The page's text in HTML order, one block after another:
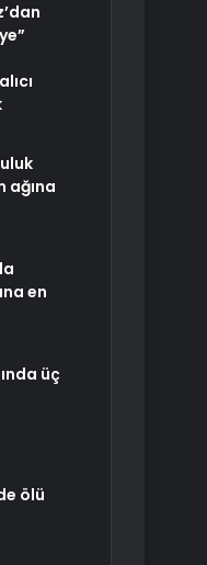
ağına
en
üç
ölü